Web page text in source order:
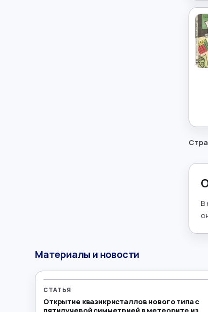
Окружающий мир
Польский язык
Португальский язык →
В
Материалы и новости
СТАТЬЯ
Открытие квазикристаллов нового типа с